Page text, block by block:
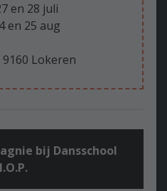
en 28 juli
en 25 aug
Lokeren
bij Dansschool